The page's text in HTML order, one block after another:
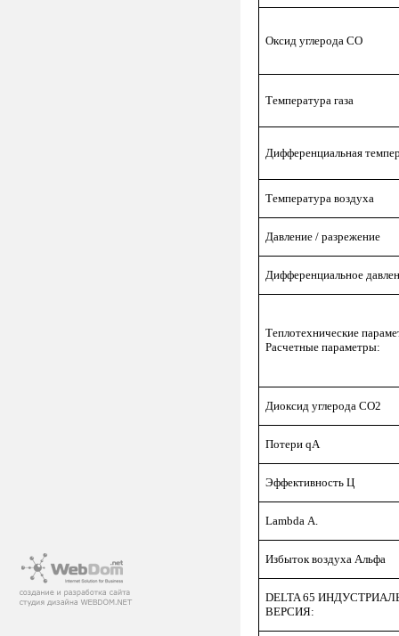
Оксид углерода CO
Температура газа
Дифференциальная
Температура воздуха
Давление / разрежение
Дифференциальное
Теплотехнические
Расчетные параметры:
Диоксид углерода CO2
Потери qA
Эффективность Ц
Lambda А.
Избыток воздуха Альфа
DELTA 65
ВЕРСИЯ: